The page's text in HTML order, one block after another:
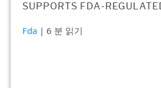
SUPPORTS FDA-
Fda | 6 분 읽기